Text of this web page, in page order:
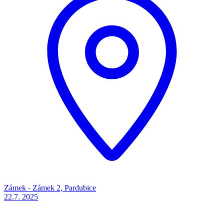
Zámek - Zámek 2, Pardubice
22.7. 2025